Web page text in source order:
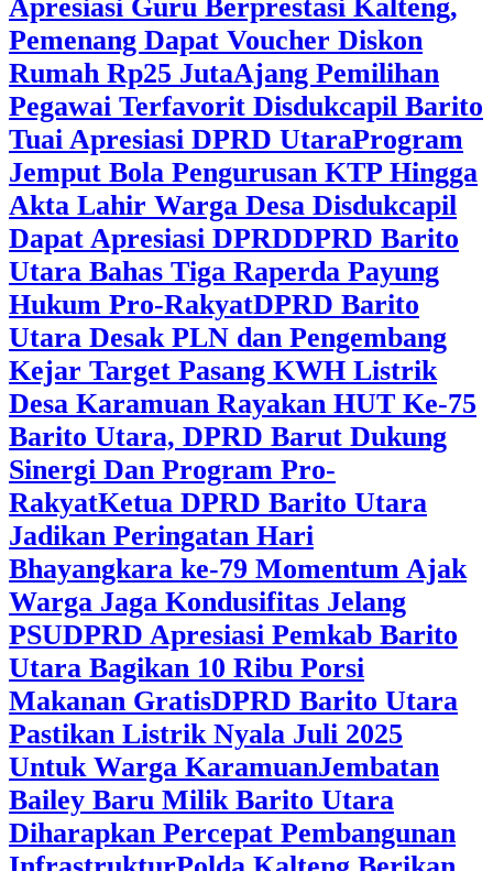
Apresiasi Guru Berprestasi Kalteng,
Pemenang Dapat Voucher Diskon
Rumah Rp25 JutaAjang Pemilihan
Pegawai Terfavorit Disdukcapil Barito
Tuai Apresiasi DPRD UtaraProgram
Jemput Bola Pengurusan KTP Hingga
Akta Lahir Warga Desa Disdukcapil
Dapat Apresiasi DPRDDPRD Barito
Utara Bahas Tiga Raperda Payung
Hukum Pro-RakyatDPRD Barito
Utara Desak PLN dan Pengembang
Kejar Target Pasang KWH Listrik
Desa Karamuan Rayakan HUT Ke-75
Barito Utara, DPRD Barut Dukung
Sinergi Dan Program Pro-
RakyatKetua DPRD Barito Utara
Jadikan Peringatan Hari
Bhayangkara ke-79 Momentum Ajak
Warga Jaga Kondusifitas Jelang
PSUDPRD Apresiasi Pemkab Barito
Utara Bagikan 10 Ribu Porsi
Makanan GratisDPRD Barito Utara
Pastikan Listrik Nyala Juli 2025
Untuk Warga KaramuanJembatan
Bailey Baru Milik Barito Utara
Diharapkan Percepat Pembangunan